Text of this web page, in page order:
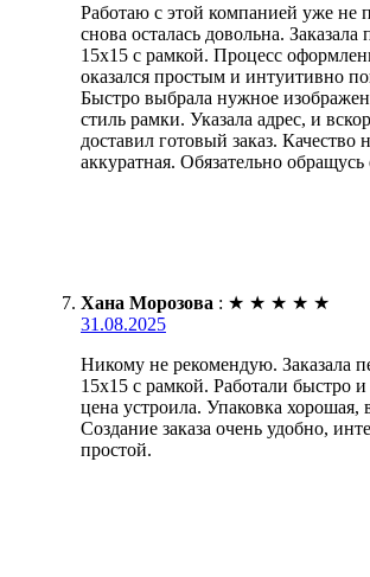
Работаю с этой компанией уже не
снова осталась довольна. Заказала
15х15 с рамкой. Процесс
оказался простым и интуитивно
Быстро выбрала нужное
стиль рамки. Указала адрес, и
доставил готовый заказ. Качество
аккуратная. Обязательно обращусь
Хана Морозова : ★ ★ ★ ★ ★
31.08.2025
Никому не рекомендую. Заказала
15х15 с рамкой. Работали быстро и
цена устроила. Упаковка хорошая,
Создание заказа очень удобно,
простой.